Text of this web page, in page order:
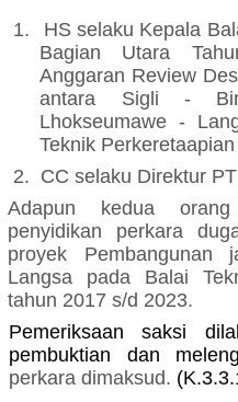
1.
HS selaku Kepala
Bagian Utara
Anggaran Review
antara Sigli -
Lhokseumawe -
Teknik
2. CC selaku Direktur
Adapun keduaorang
penyidikan perkara
proyek Pembangunan
Langsa pada Balai
tahun 2017 s/d 2023.
Pemeriksaan saksi
pembuktian dan
perkara dimaksud.